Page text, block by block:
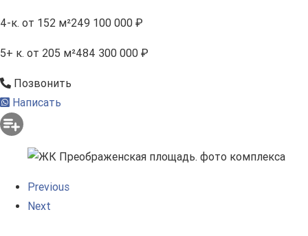
4-к. от 152 м²249 100 000 ₽
5+ к. от 205 м²484 300 000 ₽
Позвонить
Написать
Previous
Next